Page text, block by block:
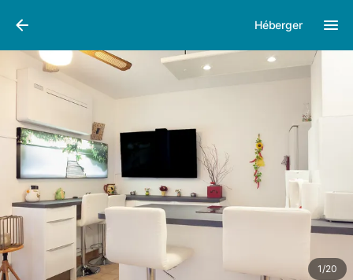
Héberger
1/20
Photos